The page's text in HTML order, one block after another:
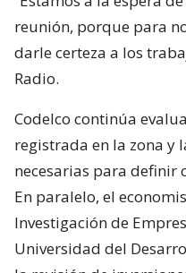
reunión, porque para
darle certeza a los
Radio.
Codelco continúa
registrada en la zona y
necesarias para definir
En paralelo, el
Investigación de
Universidad del